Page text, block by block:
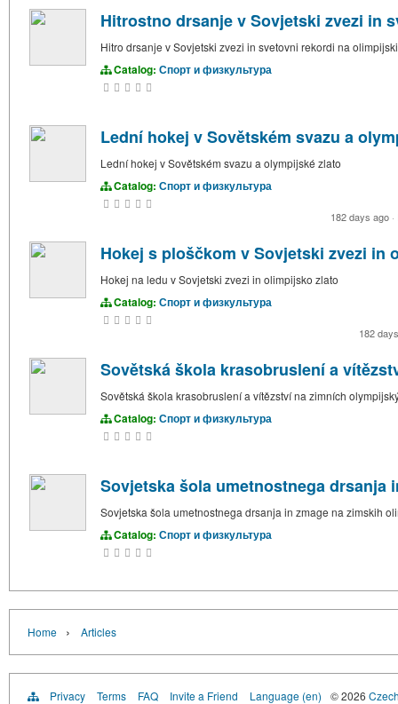
Hitrostno drsanje v Sovjetski zvezi in
Hitro drsanje v Sovjetski zvezi in svetovni rekordi na
Catalog: Спорт и физкультура
Lední hokej v Sovětském svazu a
Lední hokej v Sovětském svazu a olympijské zlato
Catalog: Спорт и физкультура
182 days ago ·
Hokej s ploščkom v Sovjetski zvezi in
Hokej na ledu v Sovjetski zvezi in olimpijsko zlato
Catalog: Спорт и физкультура
182
Sovětská škola krasobruslení a
Sovětská škola krasobruslení a vítězství na zimních
Catalog: Спорт и физкультура
Sovjetska šola umetnostnega
Sovjetska šola umetnostnega drsanja in zmage na zimskih
Catalog: Спорт и физкультура
Home › Articles
Privacy Terms FAQ Invite a Friend Language (en) © 2026